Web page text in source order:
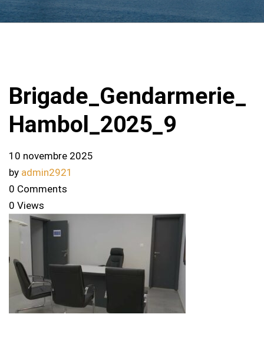
Brigade_Gendarmerie_
Hambol_2025_9
10 novembre 2025
by admin2921
0 Comments
0 Views